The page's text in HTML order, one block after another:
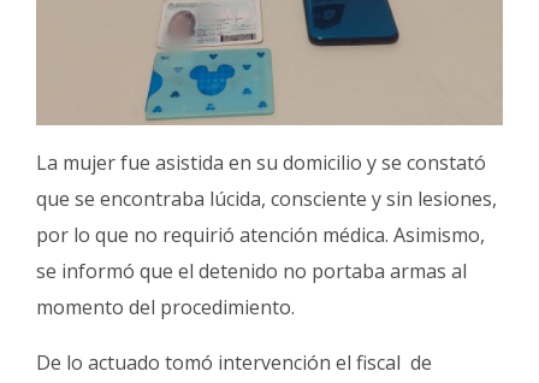
La mujer fue asistida en su domicilio y se constató
que se encontraba lúcida, consciente y sin lesiones,
por lo que no requirió atención médica. Asimismo,
se informó que el detenido no portaba armas al
momento del procedimiento.
De lo actuado tomó intervención el fiscal de